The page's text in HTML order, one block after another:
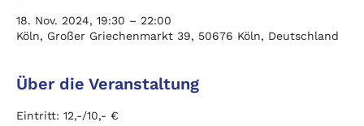
18. Nov. 2024, 19:30 – 22:00
Köln, Großer Griechenmarkt 39, 50676 Köln, Deutschland
Über die Veranstaltung
Eintritt: 12,-/10,- €